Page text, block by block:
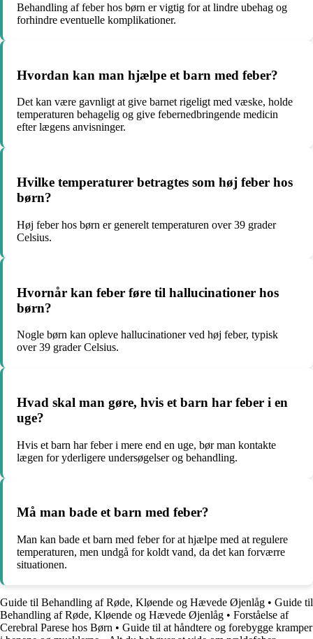
Behandling af feber hos børn er vigtig for at lindre ubehag og
forhindre eventuelle komplikationer.
Hvordan kan man hjælpe et barn med feber?
Det kan være gavnligt at give barnet rigeligt med væske, holde
temperaturen behagelig og give febernedbringende medicin
efter lægens anvisninger.
Hvilke temperaturer betragtes som høj feber hos
børn?
Høj feber hos børn er generelt temperaturen over 39 grader
Celsius.
Hvornår kan feber føre til hallucinationer hos
børn?
Nogle børn kan opleve hallucinationer ved høj feber, typisk
over 39 grader Celsius.
Hvad skal man gøre, hvis et barn har feber i en
uge?
Hvis et barn har feber i mere end en uge, bør man kontakte
lægen for yderligere undersøgelser og behandling.
Må man bade et barn med feber?
Man kan bade et barn med feber for at hjælpe med at regulere
temperaturen, men undgå for koldt vand, da det kan forværre
situationen.
Guide til Behandling af Røde, Kløende og Hævede Øjenlåg • Guide til
Behandling af Røde, Kløende og Hævede Øjenlåg • Forståelse af
Cerebral Parese hos Børn • Guide til at håndtere og forebygge kramper